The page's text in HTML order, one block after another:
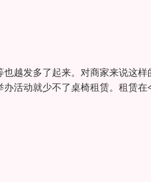
越发多了起来。对商家来说这样
活动就少不了桌椅租赁。租赁在